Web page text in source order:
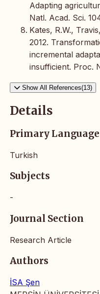
Adapting
Natl. Acad. Sci.
Kates, R.W.,
2012.
incremental
insufficient. Proc.
Show All References(13)
Details
Primary Language
Turkish
Subjects
-
Journal Section
Research Article
Authors
İSA Şen